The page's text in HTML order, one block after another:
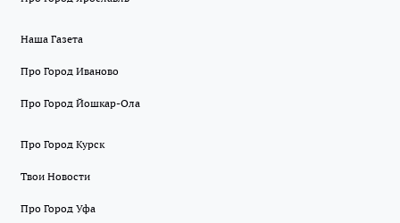
Наша Газета
Про Город Иваново
Про Город Йошкар-Ола
Про Город Курск
Твои Новости
Про Город Уфа